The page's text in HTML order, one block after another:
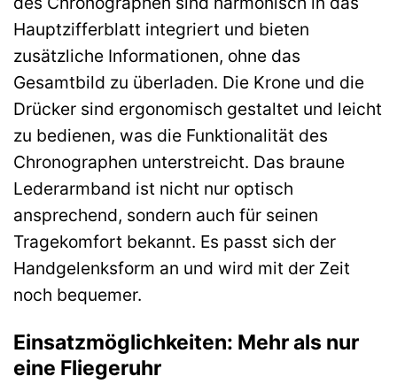
Hauptzifferblatt integriert und bieten
zusätzliche Informationen, ohne das
Gesamtbild zu überladen. Die Krone und die
Drücker sind ergonomisch gestaltet und leicht
zu bedienen, was die Funktionalität des
Chronographen unterstreicht. Das braune
Lederarmband ist nicht nur optisch
ansprechend, sondern auch für seinen
Tragekomfort bekannt. Es passt sich der
Handgelenksform an und wird mit der Zeit
noch bequemer.
Einsatzmöglichkeiten: Mehr als nur
eine Fliegeruhr